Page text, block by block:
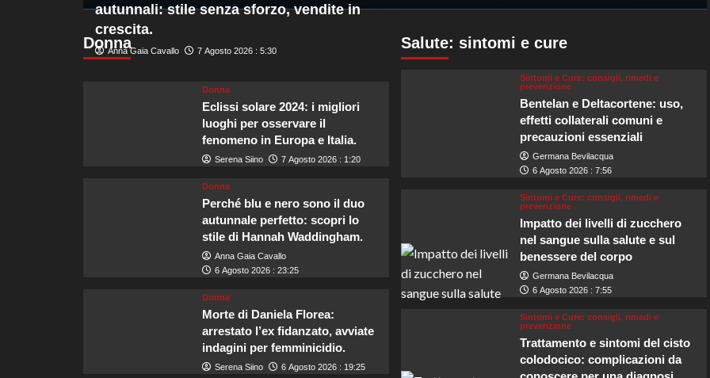
più
su
Crescita
Donna
autunnali: stile senza sforzo, vendite in
crescita.
Anna Gaia Cavallo 7 Agosto 2026 : 5:30
Donna
Eclissi solare 2024: i migliori
luoghi per osservare il
fenomeno in Europa e Italia.
Serena Siino 7 Agosto 2026 : 1:20
Donna
Perché blu e nero sono il duo
autunnale perfetto: scopri lo
stile di Hannah Waddingham.
Anna Gaia Cavallo
6 Agosto 2026 : 23:25
Donna
Morte di Daniela Florea:
arrestato l’ex fidanzato, avviate
indagini per femminicidio.
Serena Siino 6 Agosto 2026 : 19:25
Salute: sintomi e cure
Sintomi e Cure: consigli, rimedi e
prevenzione
Bentelan e Deltacortene: uso,
effetti collaterali comuni e
precauzioni essenziali
Germana Bevilacqua
6 Agosto 2026 : 7:56
Sintomi e Cure: consigli, rimedi e
prevenzione
Impatto dei livelli di zucchero
nel sangue sulla salute e sul
benessere del corpo
Germana Bevilacqua
6 Agosto 2026 : 7:55
Sintomi e Cure: consigli, rimedi e
prevenzione
Trattamento e sintomi del cisto
colodocico: complicazioni da